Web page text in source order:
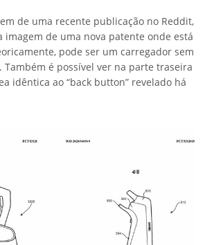
de uma recente publicação no Reddit,
imagem de uma nova patente onde está
pode ser um carregador sem
Também é possível ver na parte traseira
idêntica ao “back button” revelado há